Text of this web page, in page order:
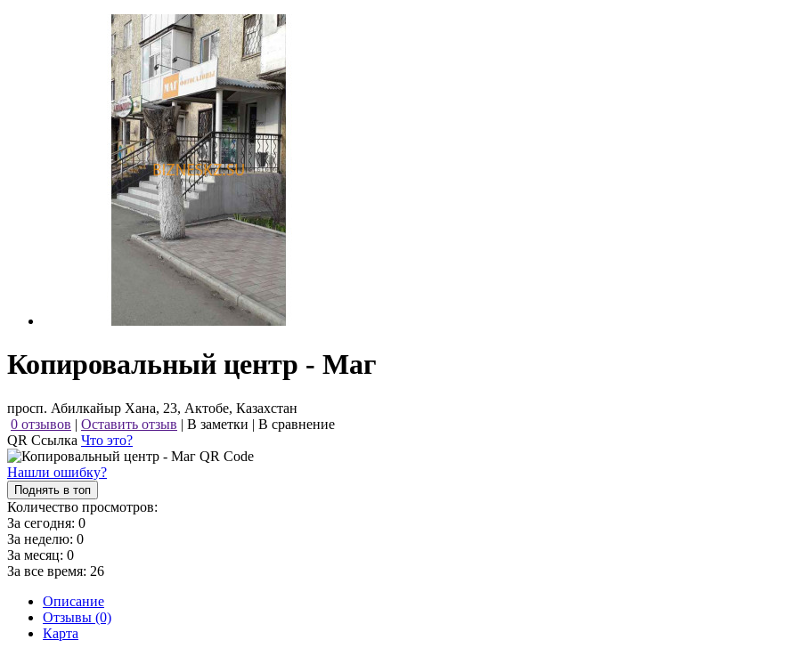
Копировальный центр - Маг
просп. Абилкайыр Хана, 23, Актобе, Казахстан
0 отзывов | Оставить отзыв | В заметки | В сравнение
QR Ссылка Что это?
Нашли ошибку?
Поднять в топ
Количество просмотров:
За сегодня: 0
За неделю: 0
За месяц: 0
За все время: 26
Описание
Отзывы (0)
Карта